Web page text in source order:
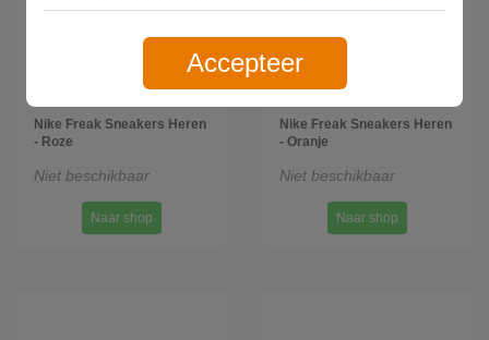
Nike Freak Sneakers Heren
- Roze
Niet beschikbaar
Naar shop
Nike Freak Sneakers Heren
- Oranje
Niet beschikbaar
Naar shop
Accepteer